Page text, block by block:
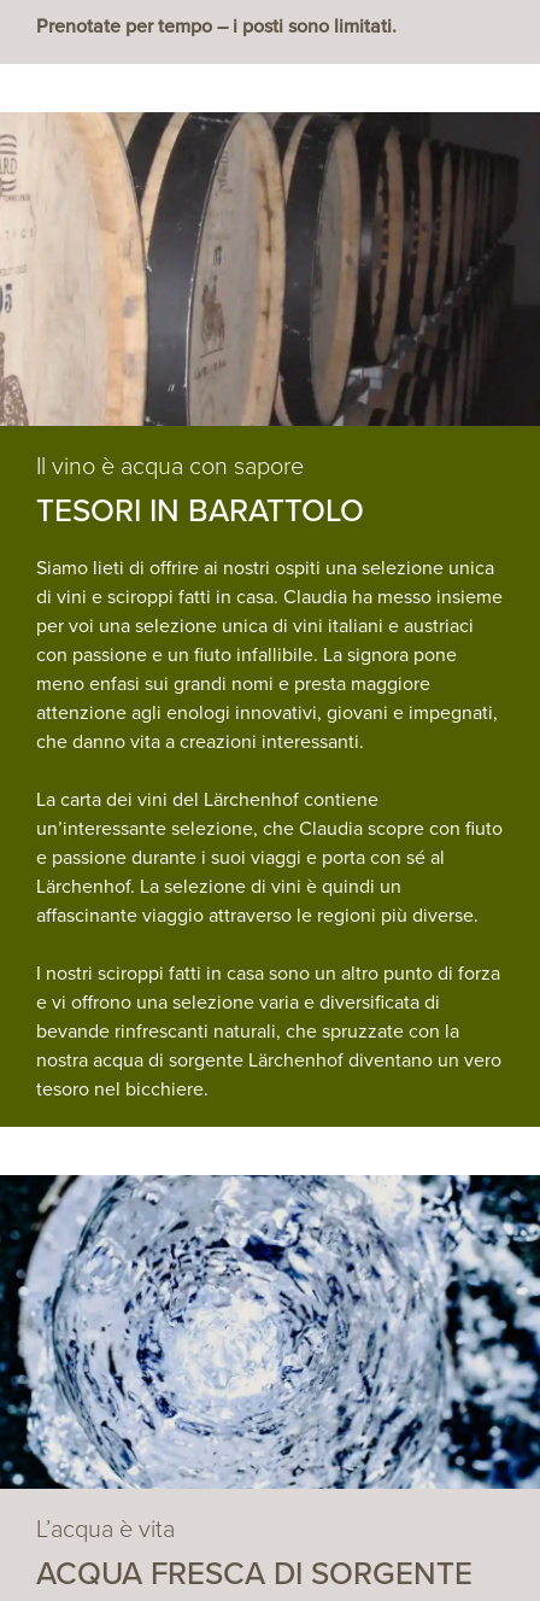
Prenotate per tempo – i posti sono limitati.
Il vino è acqua con sapore
TESORI IN BARATTOLO
Siamo lieti di offrire ai nostri ospiti una selezione unica
di vini e sciroppi fatti in casa. Claudia ha messo insieme
per voi una selezione unica di vini italiani e austriaci
con passione e un fiuto infallibile. La signora pone
meno enfasi sui grandi nomi e presta maggiore
attenzione agli enologi innovativi, giovani e impegnati,
che danno vita a creazioni interessanti.
La carta dei vini del Lärchenhof contiene
un’interessante selezione, che Claudia scopre con fiuto
e passione durante i suoi viaggi e porta con sé al
Lärchenhof. La selezione di vini è quindi un
affascinante viaggio attraverso le regioni più diverse.
I nostri sciroppi fatti in casa sono un altro punto di forza
e vi offrono una selezione varia e diversificata di
bevande rinfrescanti naturali, che spruzzate con la
nostra acqua di sorgente Lärchenhof diventano un vero
tesoro nel bicchiere.
L’acqua è vita
ACQUA FRESCA DI SORGENTE